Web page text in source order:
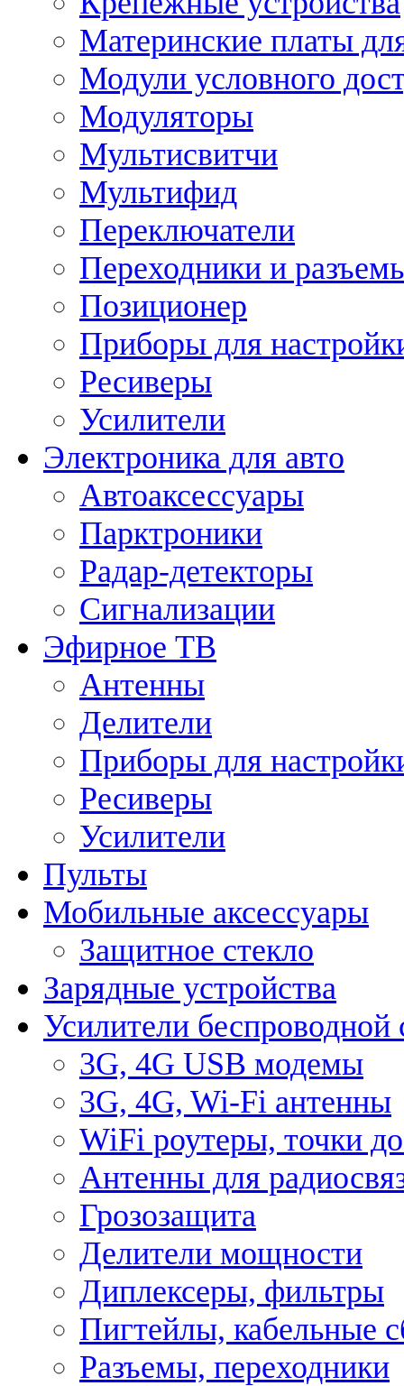
Материнские платы
Модули условного
Модуляторы
Мультисвитчи
Мультифид
Переключатели
Переходники и
Позиционер
Приборы для
Ресиверы
Усилители
Электроника для авто
Автоаксессуары
Парктроники
Радар-детекторы
Сигнализации
Эфирное ТВ
Антенны
Делители
Приборы для
Ресиверы
Усилители
Пульты
Мобильные аксессуары
Защитное стекло
Зарядные устройства
Усилители беспроводной
3G, 4G USB модемы
3G, 4G, Wi-Fi антенны
WiFi роутеры, точки
Антенны для
Грозозащита
Делители мощности
Диплексеры, фильтры
Пигтейлы, кабельные
Разъемы, переходники